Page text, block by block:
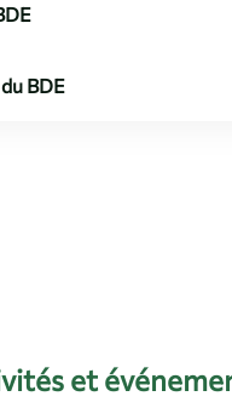
BDE
et